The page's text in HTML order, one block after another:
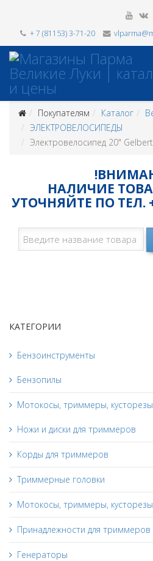
+ 7 (81153) 3-71-20
Покупателям Каталог
ЭЛЕКТРОВЕЛОСИПЕДЫ
Электровелосипед 20"
НАЛИЧИЕ
УТОЧНЯЙТЕ ПО ТЕЛ.
КАТЕГОРИИ
Бензоинструменты
Бензопилы
Мотокосы, триммеры,
Ножи и диски для триммеров
Корды для триммеров
Триммерные головки
Мотокосы, триммеры, кусторезы
Принадлежности для триммеров
Генераторы